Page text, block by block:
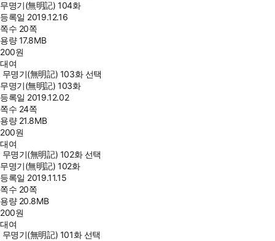
무명기(無明記) 104화
등록일 2019.12.16
쪽수 20쪽
용량17.8MB
200원
대여
무명기(無明記) 103화 선택
무명기(無明記) 103화
등록일 2019.12.02
쪽수 24쪽
용량 21.8MB
200원
대여
무명기(無明記) 102화 선택
무명기(無明記) 102화
등록일 2019.11.15
쪽수 20쪽
용량 20.8MB
200원
대여
무명기(無明記) 101화 선택